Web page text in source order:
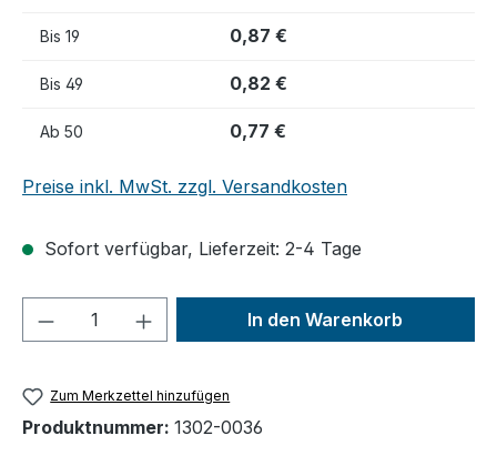
Bis 19 0,87 €
Bis 49 0,82 €
Ab 50 0,77 €
Preise inkl. MwSt. zzgl. Versandkosten
Sofort verfügbar, Lieferzeit: 2-4 Tage
Produkt Anzahl: Gib denIn den Warenkorb
Zum Merkzettel hinzufügen
Produktnummer: 1302-0036